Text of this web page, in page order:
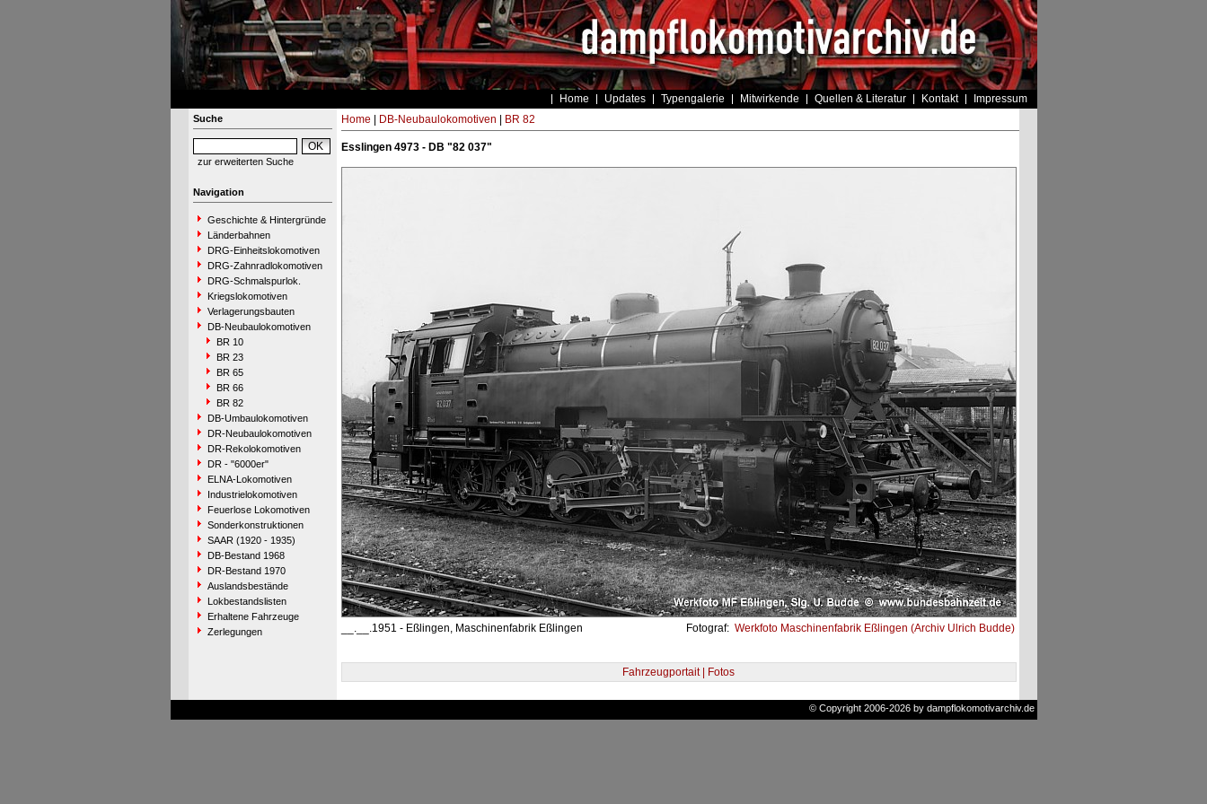
Home Updates Typengalerie Mitwirkende Quellen & Literatur Kontakt Impressum
Suche
zur erweiterten Suche
Navigation
Geschichte & Hintergründe
Länderbahnen
DRG-Einheitslokomotiven
DRG-Zahnradlokomotiven
DRG-Schmalspurlok.
Kriegslokomotiven
Verlagerungsbauten
DB-Neubaulokomotiven
BR 10
BR 23
BR 65
BR 66
BR 82
DB-Umbaulokomotiven
DR-Neubaulokomotiven
DR-Rekolokomotiven
DR - "6000er"
ELNA-Lokomotiven
Industrielokomotiven
Feuerlose Lokomotiven
Sonderkonstruktionen
SAAR (1920 - 1935)
DB-Bestand 1968
DR-Bestand 1970
Auslandsbestände
Lokbestandslisten
Erhaltene Fahrzeuge
Zerlegungen
Home DB-Neubaulokomotiven BR 82
Esslingen 4973 - DB "82 037"
__.__.1951 - Eßlingen, Maschinenfabrik Eßlingen Fotograf: Werkfoto Maschinenfabrik Eßlingen (Archiv Ulrich Budde)
Fahrzeugportait | Fotos
© Copyright 2006-2026 by dampflokomotivarchiv.de